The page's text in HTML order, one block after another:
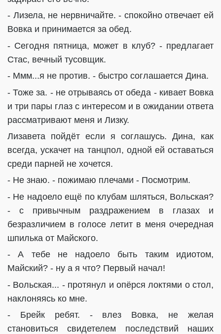
- Лизела, не нервничайте. - спокойно отвечает ей
Вовка и принимается за обед.
- Сегодня пятница, может в клуб? - предлагает
Стас, вечный тусовщик.
- Ммм...я не против. - быстро соглашается Дина.
- Тоже за. - не отрываясь от обеда - кивает Вовка
и три пары глаз с интересом и в ожидании ответа
рассматривают меня и Лизку.
Лизавета пойдёт если я соглашусь. Дина, как
всегда, ускачет на танцпол, одной ей оставаться
среди парней не хочется.
- Не знаю. - пожимаю плечами - Посмотрим.
- Не надоело ещё по клубам шляться, Вольская?
- с привычным раздражением в глазах и
безразличием в голосе летит в меня очередная
шпилька от Майского.
- А тебе не надоело быть таким идиотом,
Майский? - ну а я что? Первый начал!
- Вольская... - протянул и опёрся локтями о стол,
наклоняясь ко мне.
- Брейк ребят. - влез Вовка, не желая
становиться свидетелем последствий наших